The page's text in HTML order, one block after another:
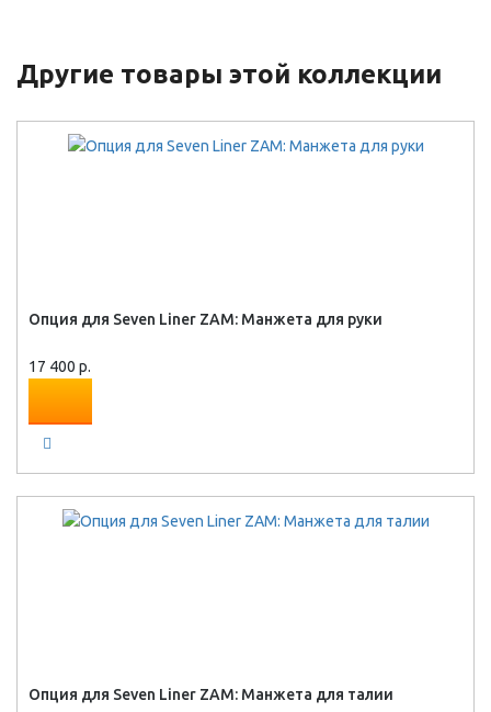
Другие товары этой коллекции
Опция для Seven Liner ZAM: Манжета для руки
17 400 р.
Опция для Seven Liner ZAM: Манжета для талии